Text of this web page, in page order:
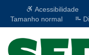
Acessibilidade
Tamanho normal